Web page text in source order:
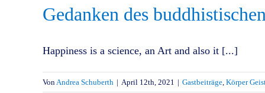
Gedanken des
Happiness is a science, an Art and also it [...]
VonAndrea Schuberth | April 12th, 2021 | Gastbeiträge, Körper